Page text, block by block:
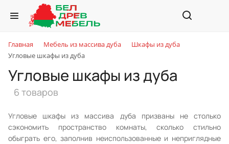
Главная Мебель из массива дуба
Шкафы из дуба
Угловые шкафы из дуба
Угловые шкафы из дуба
6 товаров
Угловые шкафы из массива дуба призваны не столько
сэкономить пространство комнаты, сколько стильно
обыграть его, заполнив неиспользованные и неприглядные